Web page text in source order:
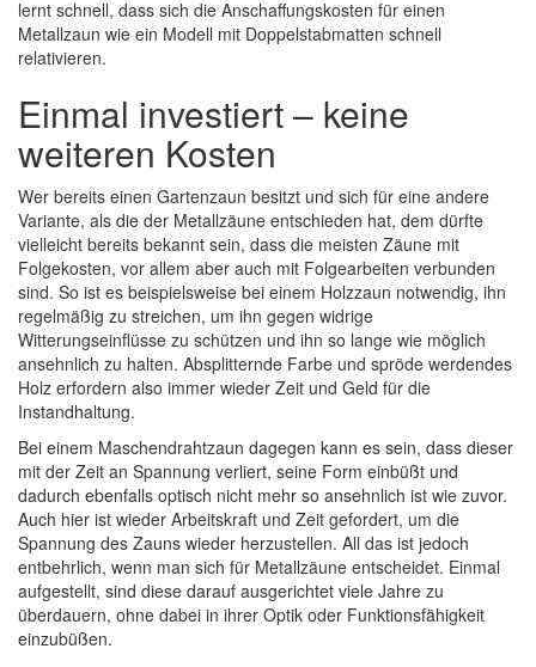
lernt schnell, dass sich die Anschaffungskosten für einen
Metallzaun wie ein Modell mit Doppelstabmatten schnell
relativieren.
Einmal investiert – keine
weiteren Kosten
Wer bereits einen Gartenzaun besitzt und sich für eine andere
Variante, als die der Metallzäune entschieden hat, dem dürfte
vielleicht bereits bekannt sein, dass die meisten Zäune mit
Folgekosten, vor allem aber auch mit Folgearbeiten verbunden
sind. So ist es beispielsweise bei einem Holzzaun notwendig, ihn
regelmäßig zu streichen, um ihn gegen widrige
Witterungseinflüsse zu schützen und ihn so lange wie möglich
ansehnlich zu halten. Absplitternde Farbe und spröde werdendes
Holz erfordern also immer wieder Zeit und Geld für die
Instandhaltung.
Bei einem Maschendrahtzaun dagegen kann es sein, dass dieser
mit der Zeit an Spannung verliert, seine Form einbüßt und
dadurch ebenfalls optisch nicht mehr so ansehnlich ist wie zuvor.
Auch hier ist wieder Arbeitskraft und Zeit gefordert, um die
Spannung des Zauns wieder herzustellen. All das ist jedoch
entbehrlich, wenn man sich für Metallzäune entscheidet. Einmal
aufgestellt, sind diese darauf ausgerichtet viele Jahre zu
überdauern, ohne dabei in ihrer Optik oder Funktionsfähigkeit
einzubüßen.